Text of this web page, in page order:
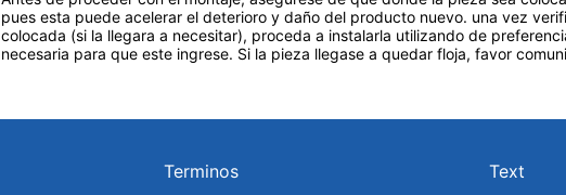
pues esta puede acelerar el deterioro y daño del producto nuevo. una vez
colocada (si la llegara a necesitar), proceda a instalarla utilizando de
necesaria para que este ingrese. Si la pieza llegase a quedar floja, favor
Terminos Text